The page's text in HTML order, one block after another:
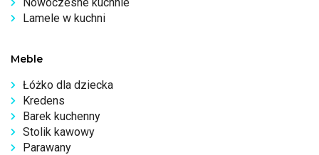
Lamele w kuchni
Meble
Łóżko dla dziecka
Kredens
Barek kuchenny
Stolik kawowy
Parawany